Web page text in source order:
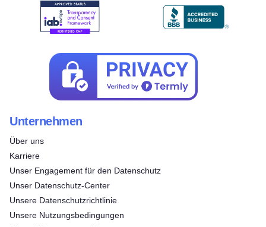
Unternehmen
Über uns
Karriere
Unser Engagement für den Datenschutz
Unser Datenschutz-Center
Unsere Datenschutzrichtlinie
Unsere Nutzungsbedingungen